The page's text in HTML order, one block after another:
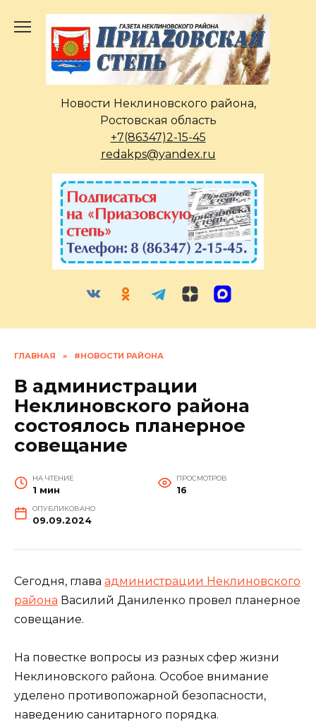
содержанию
Новости Неклиновского района,
Ростовская область
+7(86347)2-15-45
redakps@yandex.ru
ГЛАВНАЯ » #НОВОСТИ РАЙОНА
В администрации
Неклиновского района
состоялось планерное
совещание
НА ЧТЕНИЕ
1 мин
ПРОСМОТРОВ
16
ОПУБЛИКОВАНО
09.09.2024
Сегодня, глава администрации Неклиновского
района Василий Даниленко провел планерное
совещание.
На повестке вопросы из разных сфер жизни
Неклиновского района. Особое внимание
уделено противопожарной безопасности,
наведению санитарного порядка.